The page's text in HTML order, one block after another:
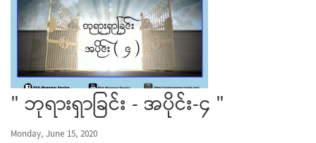
" ဘုရားရှာခြင်း - အပိုင်း-၄ "
Monday, June 15, 2020